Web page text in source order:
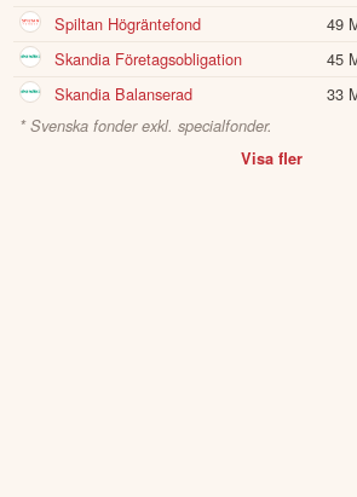
Spiltan Högräntefond 49
Skandia Företagsobligation 45
Skandia Balanserad 33
* Svenska fonder exkl. specialfonder.
Visa fler